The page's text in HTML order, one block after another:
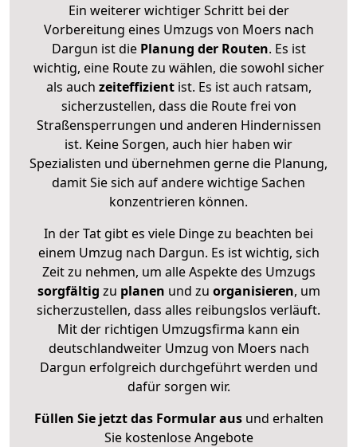
Ein weiterer wichtiger Schritt bei der
Vorbereitung eines Umzugs von Moers nach
Dargun ist diePlanung der Routen. Es ist
wichtig, eine Route zu wählen, die sowohl sicher
als auch zeiteffizientist. Es ist auch ratsam,
sicherzustellen, dass die Route frei von
Straßensperrungen und anderen Hindernissen
ist. Keine Sorgen, auch hier haben wir
Spezialisten und übernehmen gerne die Planung,
damit Sie sich auf andere wichtige Sachen
konzentrieren können.
In der Tat gibt es viele Dinge zu beachten bei
einem Umzug nach Dargun. Es ist wichtig, sich
Zeit zu nehmen, um alle Aspekte des Umzugs
sorgfältig zu planen und zu organisieren, um
sicherzustellen, dass alles reibungslos verläuft.
Mit der richtigen Umzugsfirma kann ein
deutschlandweiter Umzug von Moers nach
Dargun erfolgreich durchgeführt werden und
dafür sorgen wir.
Füllen Sie jetzt das Formular ausund erhalten
Sie kostenlose Angebote